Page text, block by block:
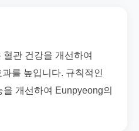
관 건강을 개선하여
를 높입니다. 규칙적인
개선하여 Eunpyeong의